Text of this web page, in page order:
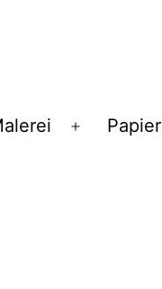
Menü
Papier